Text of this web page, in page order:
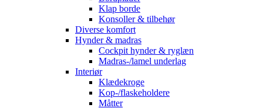
Klap borde
Konsoller & tilbehør
Diverse komfort
Hynder & madras
Cockpit hynder & ryglæn
Madras-/lamel underlag
Interiør
Klædekroge
Kop-/flaskeholdere
Måtter